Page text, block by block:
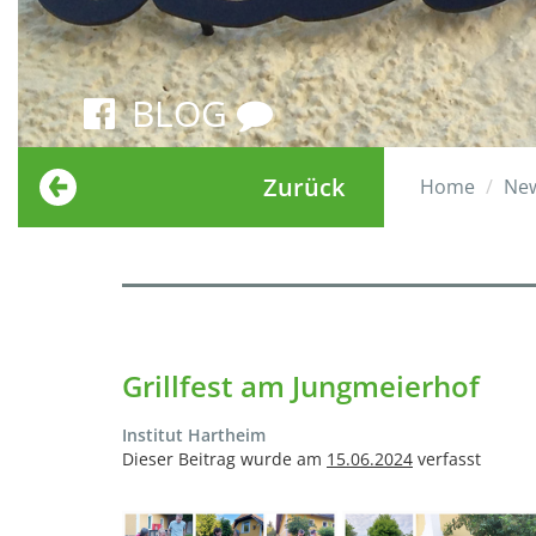
BLOG
Zurück Home
Grillfest am Jungmeierhof
Institut Hartheim
Dieser Beitrag wurde am 15.06.2024 verfasst